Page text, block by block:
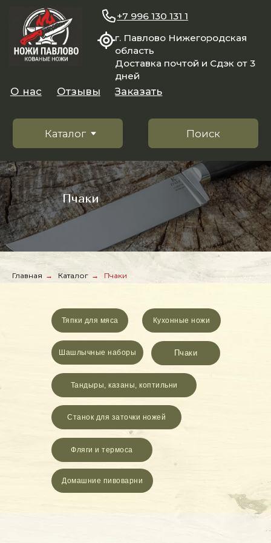
область
Доставка почтой и Сдэк от 3
Поиск
Каталог
Заказать
+7 996 130 131 1
Пчаки
Главная → Каталог → Пчаки
Станок для заточки ножей
Пчаки
Тяпки для мяса
Фляги и термоса
Домашние пивоварни
Кухонные ножи
Шашлычные наборы
Тандыры, казаны, коптильни